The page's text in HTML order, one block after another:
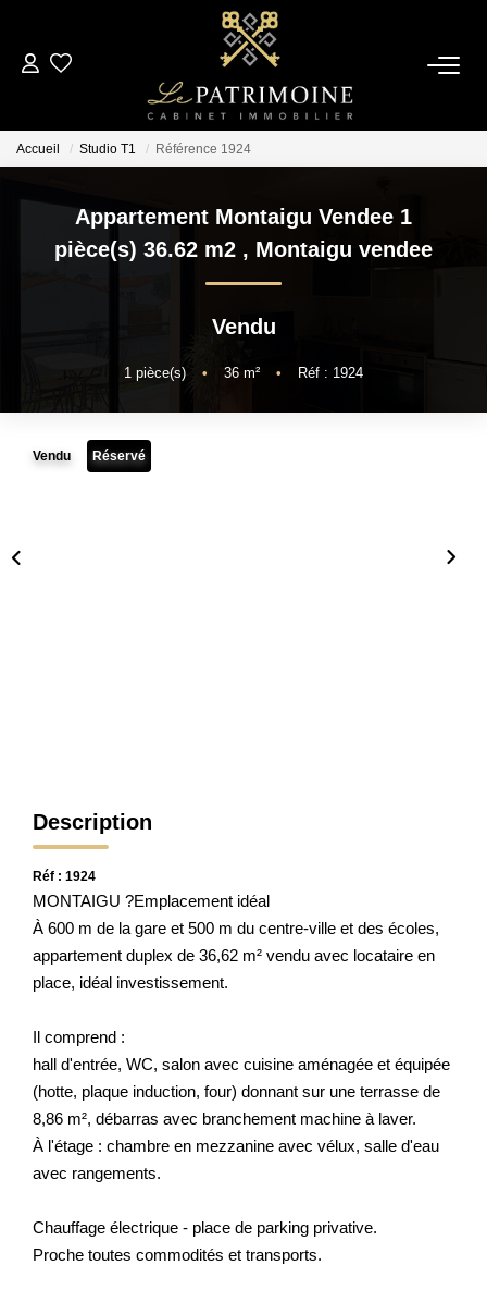
ACCUEIL
NOS ANNONCES
Locations
Accueil Studio T1 Référence 1924
Appartement Montaigu Vendee 1
pièce(s) 36.62 m2 , Montaigu vendee
Vendu
1 pièce(s) • 36 m² • Réf : 1924
Vendu Réservé
Description
Réf : 1924
MONTAIGU ?Emplacement idéal
À 600 m de la gare et 500 m du centre-ville et des écoles,
appartement duplex de 36,62 m² vendu avec locataire en
place, idéal investissement.
Il comprend :
hall d'entrée, WC, salon avec cuisine aménagée et équipée
(hotte, plaque induction, four) donnant sur une terrasse de
8,86 m², débarras avec branchement machine à laver.
À l'étage : chambre en mezzanine avec vélux, salle d'eau
avec rangements.
Chauffage électrique - place de parking privative.
Proche toutes commodités et transports.